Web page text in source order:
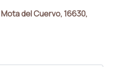
del Cuervo, 16630,